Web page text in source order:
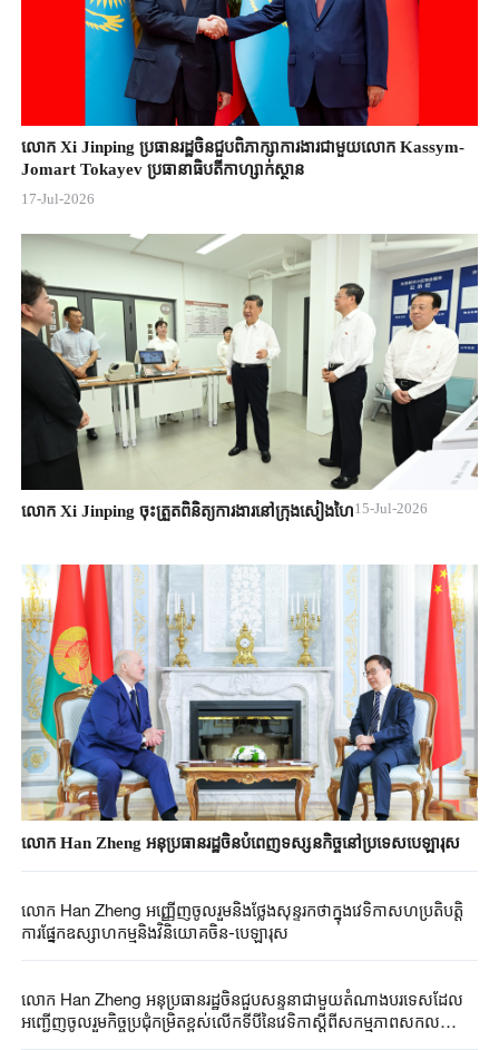
លោក Xi Jinping ប្រធានរដ្ឋចិន​ជួបពិភាក្សា​ការងារជាមួយ​លោក Kassym-
Jomart ​Tokayev ​ប្រធានាធិបតី​កាហ្សាក់ស្ថាន​
17-Jul-2026
លោក Xi Jinping ចុះត្រួតពិនិត្យការងារនៅក្រុងសៀងហៃ15-Jul-2026
លោក Han Zheng អនុប្រធានរដ្ឋចិន​បំពេញ​ទស្សនកិច្ចនៅ​ប្រទេស​​បេឡារុស
លោក Han Zheng អញ្ញើញចូលរួមនិងថ្លែងសុន្ទរកថាក្នុងវេទិកាសហប្រតិបត្តិ
ការផ្នែកឧស្សាហកម្មនិងវិនិយោគចិន-បេឡារុស
លោក Han Zheng អនុប្រធានរដ្ឋចិនជួបសន្ទនាជាមួយតំណាងបរទេសដែល
អញ្ជើញចូលរួមកិច្ចប្រជុំកម្រិតខ្ពស់លើកទីបីនៃវេទិកាស្តីពីសកម្មភាពសកល